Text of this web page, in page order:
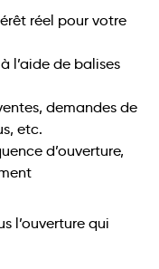
réel pour votre
l’aide de balises
demandes de
etc.
d’ouverture,
l’ouverture qui